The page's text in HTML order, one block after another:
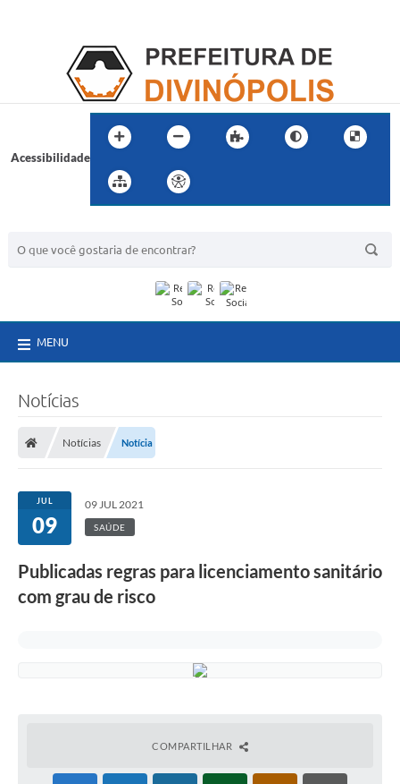
Acessibilidade
MENU
Notícias
Notícias Notícia
JUL
09
09 JUL 2021
SAÚDE
Publicadas regras para licenciamento sanitário
com grau de risco
COMPARTILHAR